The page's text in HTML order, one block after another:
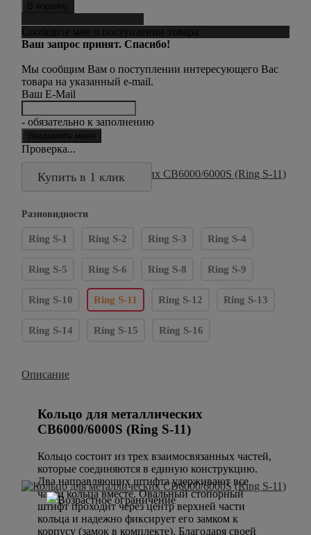
В корзину
Сообщите мне о поступлении товара:
Ваш запрос принят. Спасибо!
Мы сообщим Вам о поступлении интересующего Вас
товара на указанный e-mail.
Ваш E-Mail
- обязательно к заполнению
Проверка...
Купить в 1 клик
Разновидности
Ring S-1 Ring S-2 Ring S-3 Ring S-4
Ring S-5 Ring S-6 Ring S-8 Ring S-9
Ring S-10 Ring S-11 Ring S-12 Ring S-13
Ring S-14 Ring S-15 Ring S-16
Описание
Кольцо для металлических
CB6000/6000S (Ring S-11)
Кольцо состоит из трех взаимосвязанных частей,
которые соединяются в единую конструкцию.
Два направляющих штифта удерживают все
части кольца вместе. Овальный стопорный
штифт проходит через центр верхней части
кольца и надежно фиксирует его замком к
корпусу (замок в комплекте). Благодаря своей